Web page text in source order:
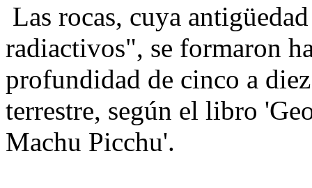
Las rocas, cuya
radiactivos", se formaron
profundidad de cinco a
terrestre, según el libro
Machu Picchu'.